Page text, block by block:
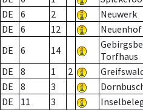
DE
6 2 Neuwerk
DE
6 12 Neuenhof
DE
6 14
Torfhaus
DE
8 1 2
DE
8 3
DE
11 3